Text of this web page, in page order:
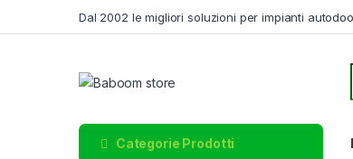
Dal 2002 le migliori soluzioni per impianti
Categorie Prodotti